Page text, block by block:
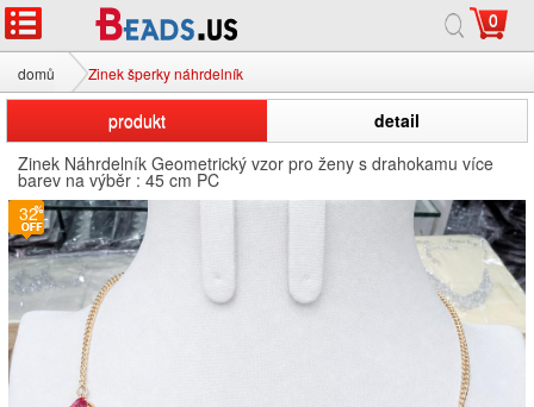
0
domů Zinek šperky náhrdelník
produkt
detail
Zinek Náhrdelník Geometrický vzor pro ženy s drahokamu více
barev na výběr : 45 cm PC
32